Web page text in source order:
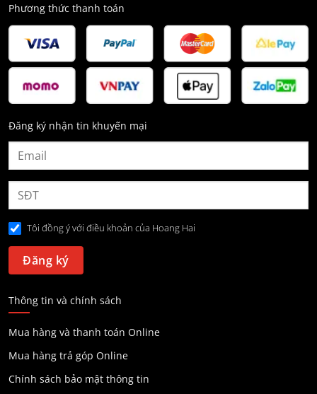
Phương thức thanh toán
Đăng ký nhận tin khuyến mại
Tôi đồng ý với điều khoản của Hoang Hai
Thông tin và chính sách
Mua hàng và thanh toán Online
Mua hàng trả góp Online
Chính sách bảo mật thông tin